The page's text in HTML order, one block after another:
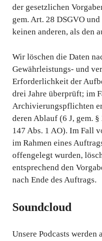
der gesetzlichen
gem. Art. 28 DSGVO
keinen anderen, als den
Wir löschen die Daten
Gewährleistungs- und
Erforderlichkeit der
drei Jahre überprüft; im
Archivierungspflichten
deren Ablauf (6 J, gem. §
147 Abs. 1 AO). Im Fall
im Rahmen eines
offengelegt wurden,
entsprechend den
nach Ende des Auftrags.
Soundcloud
Unsere Podcasts werden